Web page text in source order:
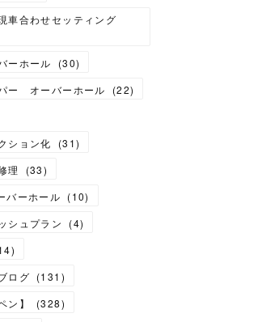
車合わせセッティング
ーホール
(30)
ー オーバーホール
(22)
ション化
(31)
理
(33)
バーホール (10)
シュプラン
(4)
)
ログ (131 )
ン】
(328)